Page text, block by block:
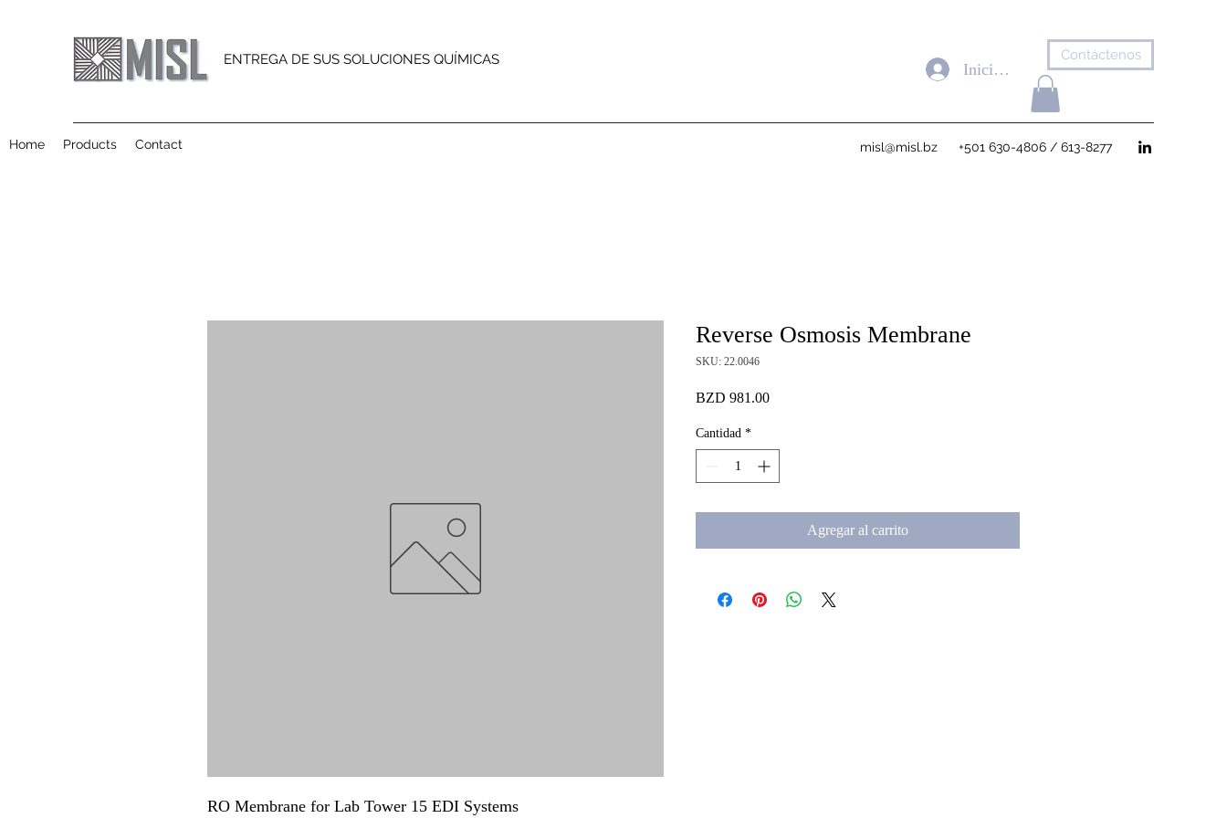
ENTREGA DE SUS SOLUCIONES QUÍMICAS Contáctenos
misl@misl.bz +501 630-4806 / 613-8277
Home Products Contact
Iniciar sesión
RO Membrane for Lab Tower 15 EDI Systems
Reverse Osmosis Membrane
SKU: 22.0046
BZD 981.00Precio
Cantidad *
Agregar al carrito